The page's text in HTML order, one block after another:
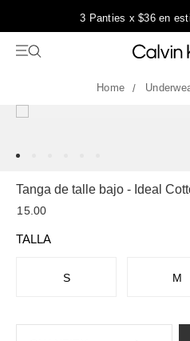
3 Panties x $36 en
Tanga de talle bajo - Ideal
15.00
TALLA
S M